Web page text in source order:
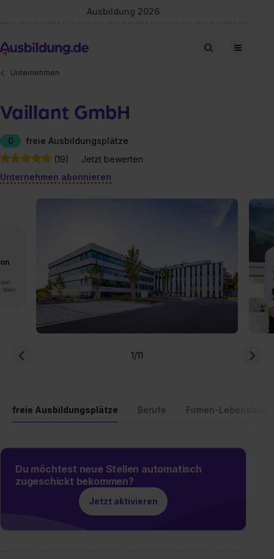
Ausbildung 2026
Stellen finden
Unternehmen
Vaillant GmbH
0
freie Ausbildungsplätze
(19)
Jetzt bewerten
Unternehmen abonnieren
Mehr
1/11
freie Ausbildungsplätze Berufe Firmen-Lebenslauf
Du möchtest neue Stellen automatisch
zugeschickt bekommen?
Jetzt aktivieren